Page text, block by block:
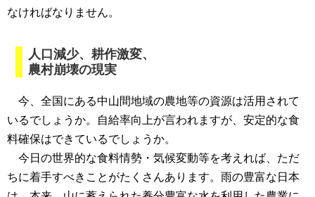
なければなりません。
人口減少、耕作激変、
農村崩壊の現実
今、全国にある中山間地域の農地等の資源は活用されて
いるでしょうか。自給率向上が言われますが、安定的な食
料確保はできているでしょうか。
今日の世界的な食料情勢・気候変動等を考えれば、ただ
ちに着手すべきことがたくさんあります。雨の豊富な日本